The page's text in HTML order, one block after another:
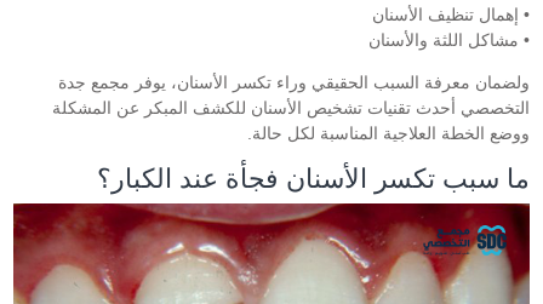
• إهمال تنظيف الأسنان
• مشاكل اللثة والأسنان
ولضمان معرفة السبب الحقيقي وراء تكسر الأسنان، يوفر مجمع جدة
التخصصي أحدث تقنيات تشخيص الأسنان للكشف المبكر عن المشكلة
ووضع الخطة العلاجية المناسبة لكل حالة.
ما سبب تكسر الأسنان فجأة عند الكبار؟